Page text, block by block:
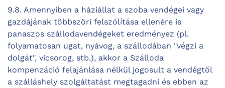
9.8. Amennyiben a háziállat a szoba vendégei vagy
gazdájának többszöri felszólítása ellenére is
panaszos szállodavendégeket eredményez (pl.
folyamatosan ugat, nyávog, a szállodában "végzi a
dolgát", vicsorog, stb.), akkor a Szálloda
kompenzáció felajánlása nélkül jogosult a vendégtől
a szálláshely szolgáltatást megtagadni és ebben az